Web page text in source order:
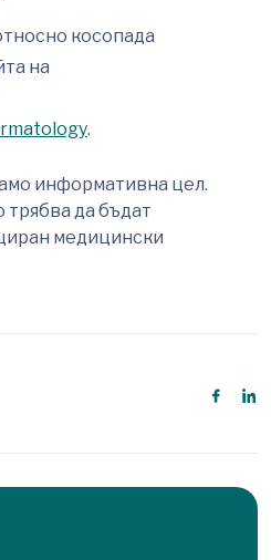
косопада
на
.
информативна цел.
трябва да бъдат
медицински